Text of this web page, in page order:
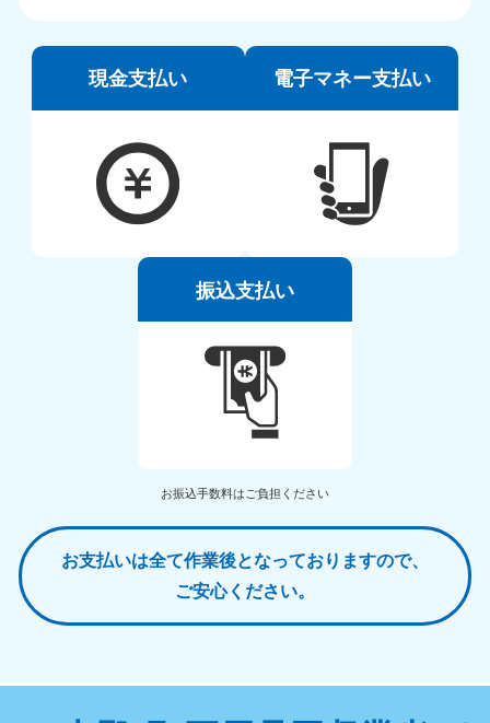
現金支払い 電子マネー支払い
振込支払い
お振込手数料はご負担ください
お支払いは全て作業後となっておりますので、
ご安心ください。